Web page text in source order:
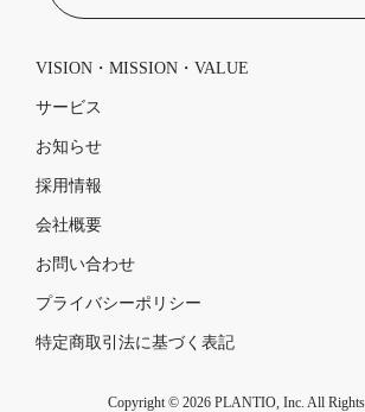
VISION・MISSION・VALUE
サービス
お知らせ
採用情報
会社概要
お問い合わせ
プライバシーポリシー
特定商取引法に基づく表記
Copyright © 2026 PLANTIO, Inc. All Rights